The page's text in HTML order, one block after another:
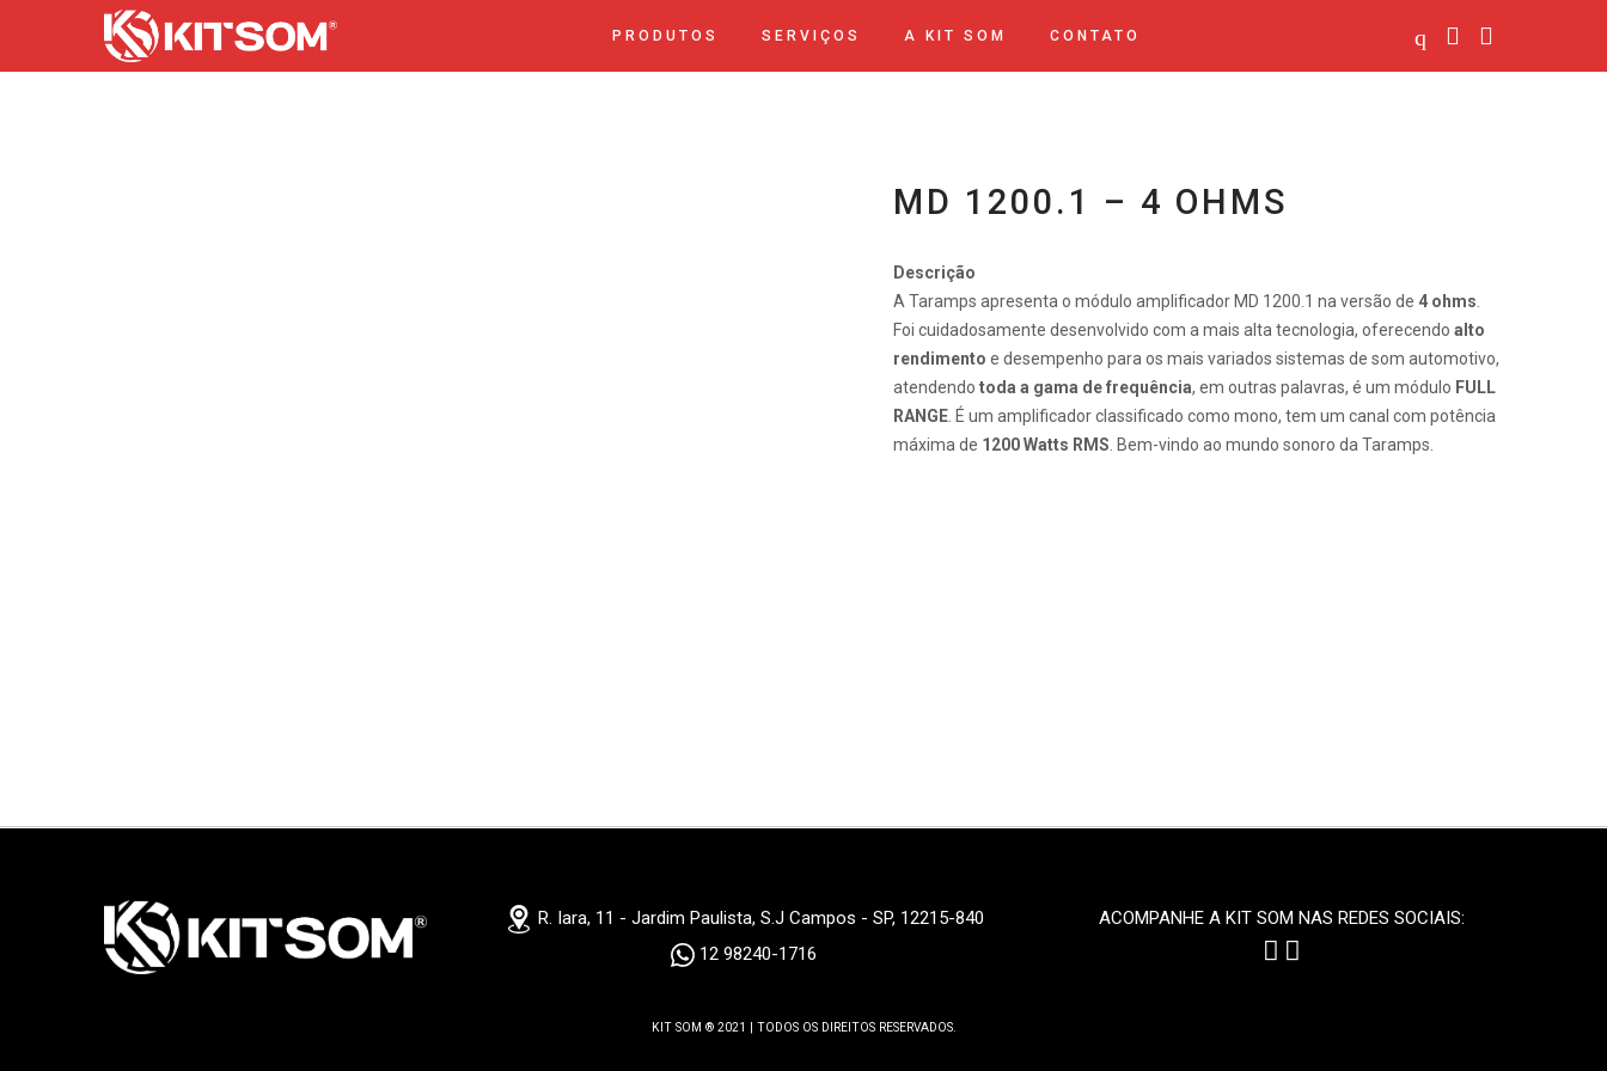
PRODUTOS SERVIÇOS A KIT SOM CONTATO
MD 1200.1 – 4 OHMS
Descrição
A Taramps apresenta o módulo amplificador MD 1200.1 na versão de 4 ohms
Foi cuidadosamente desenvolvido com a mais alta tecnologia, oferecendo alto
rendimento e desempenho para os mais variados sistemas de som automotivo,
atendendo toda a gama de frequência, em outras palavras, é um módulo FULL
RANGE . É um amplificador classificado como mono, tem um canal com potência
máxima de 1200 Watts RMS . Bem-vindo ao mundo sonoro da Taramps.
R. Iara, 11 - Jardim Paulista, S.J Campos - SP, 12215-840
12 98240-1716
ACOMPANHE A KIT SOM NAS REDES SOCIAIS:
KIT SOM ® 2021 | TODOS OS DIREITOS RESERVADOS.